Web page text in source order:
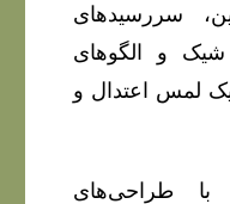
سررسیدهای
و الگوهای
لمس اعتدال و
با طراحی‌های